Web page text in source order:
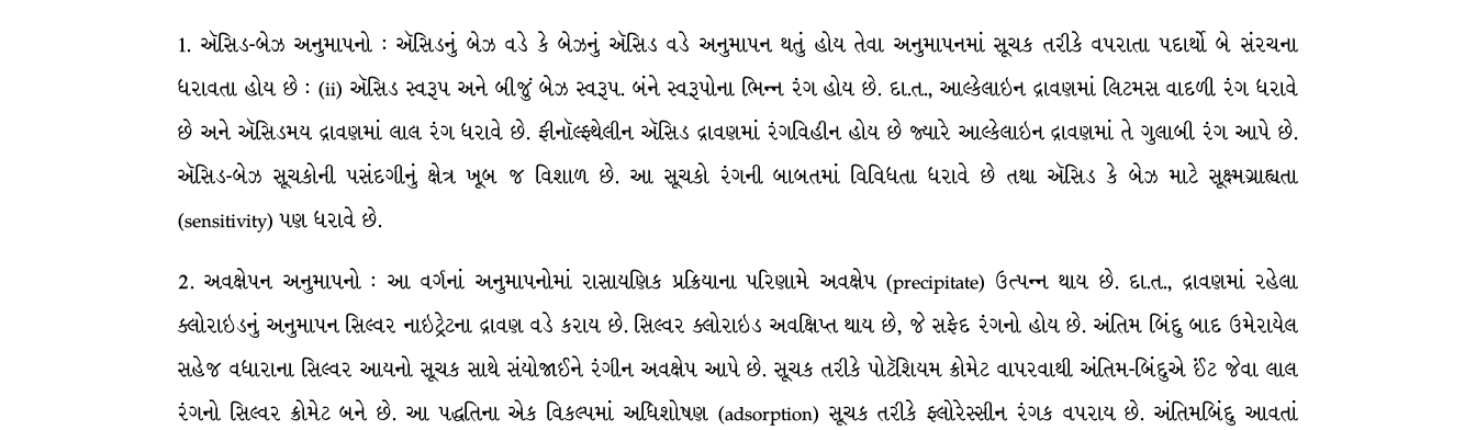
1. ઍસિડ-બેઝ અનુમાપનો : ઍસિડનું બેઝ વડે કે બેઝનું ઍસિડ વડે અનુમાપન થતું હોય તેવા અનુમાપનમાં સૂચક તરીકે વપરાતા પદાર્થો બે સંરચના
ધરાવતા હોય છે : (ii) ઍસિડ સ્વરૂપ અને બીજું બેઝ સ્વરૂપ. બંને સ્વરૂપોના ભિન્ન રંગ હોય છે. દા.ત., આલ્કેલાઇન દ્રાવણમાં લિટમસ વાદળી રંગ ધરાવે
છે અને ઍસિડમય દ્રાવણમાં લાલ રંગ ધરાવે છે. ફીનૉલ્ફ્થેલીન ઍસિડ દ્રાવણમાં રંગવિહીન હોય છે જ્યારે આલ્કેલાઇન દ્રાવણમાં તે ગુલાબી રંગ આપે છે.
ઍસિડ-બેઝ સૂચકોની પસંદગીનું ક્ષેત્ર ખૂબ જ વિશાળ છે. આ સૂચકો રંગની બાબતમાં વિવિધતા ધરાવે છે તથા ઍસિડ કે બેઝ માટે સૂક્ષ્મગ્રાહ્યતા
(sensitivity) પણ ધરાવે છે.
2. અવક્ષેપન અનુમાપનો : આ વર્ગનાં અનુમાપનોમાં રાસાયણિક પ્રક્રિયાના પરિણામે અવક્ષેપ (precipitate) ઉત્પન્ન થાય છે. દા.ત., દ્રાવણમાં રહેલા
ક્લોરાઇડનું અનુમાપન સિલ્વર નાઇટ્રેટના દ્રાવણ વડે કરાય છે. સિલ્વર ક્લોરાઇડ અવક્ષિપ્ત થાય છે, જે સફેદ રંગનો હોય છે. અંતિમ બિંદુ બાદ ઉમેરાયેલ
સહેજ વધારાના સિલ્વર આયનો સૂચક સાથે સંયોજાઈને રંગીન અવક્ષેપ આપે છે. સૂચક તરીકે પોટૅશિયમ ક્રોમેટ વાપરવાથી અંતિમ-બિંદુએ ઈંટ જેવા લાલ
રંગનો સિલ્વર ક્રોમેટ બને છે. આ પદ્ધતિના એક વિકલ્પમાં અધિશોષણ (adsorption) સૂચક તરીકે ફ્લોરેસ્સીન રંગક વપરાય છે. અંતિમબિંદુ આવતાં